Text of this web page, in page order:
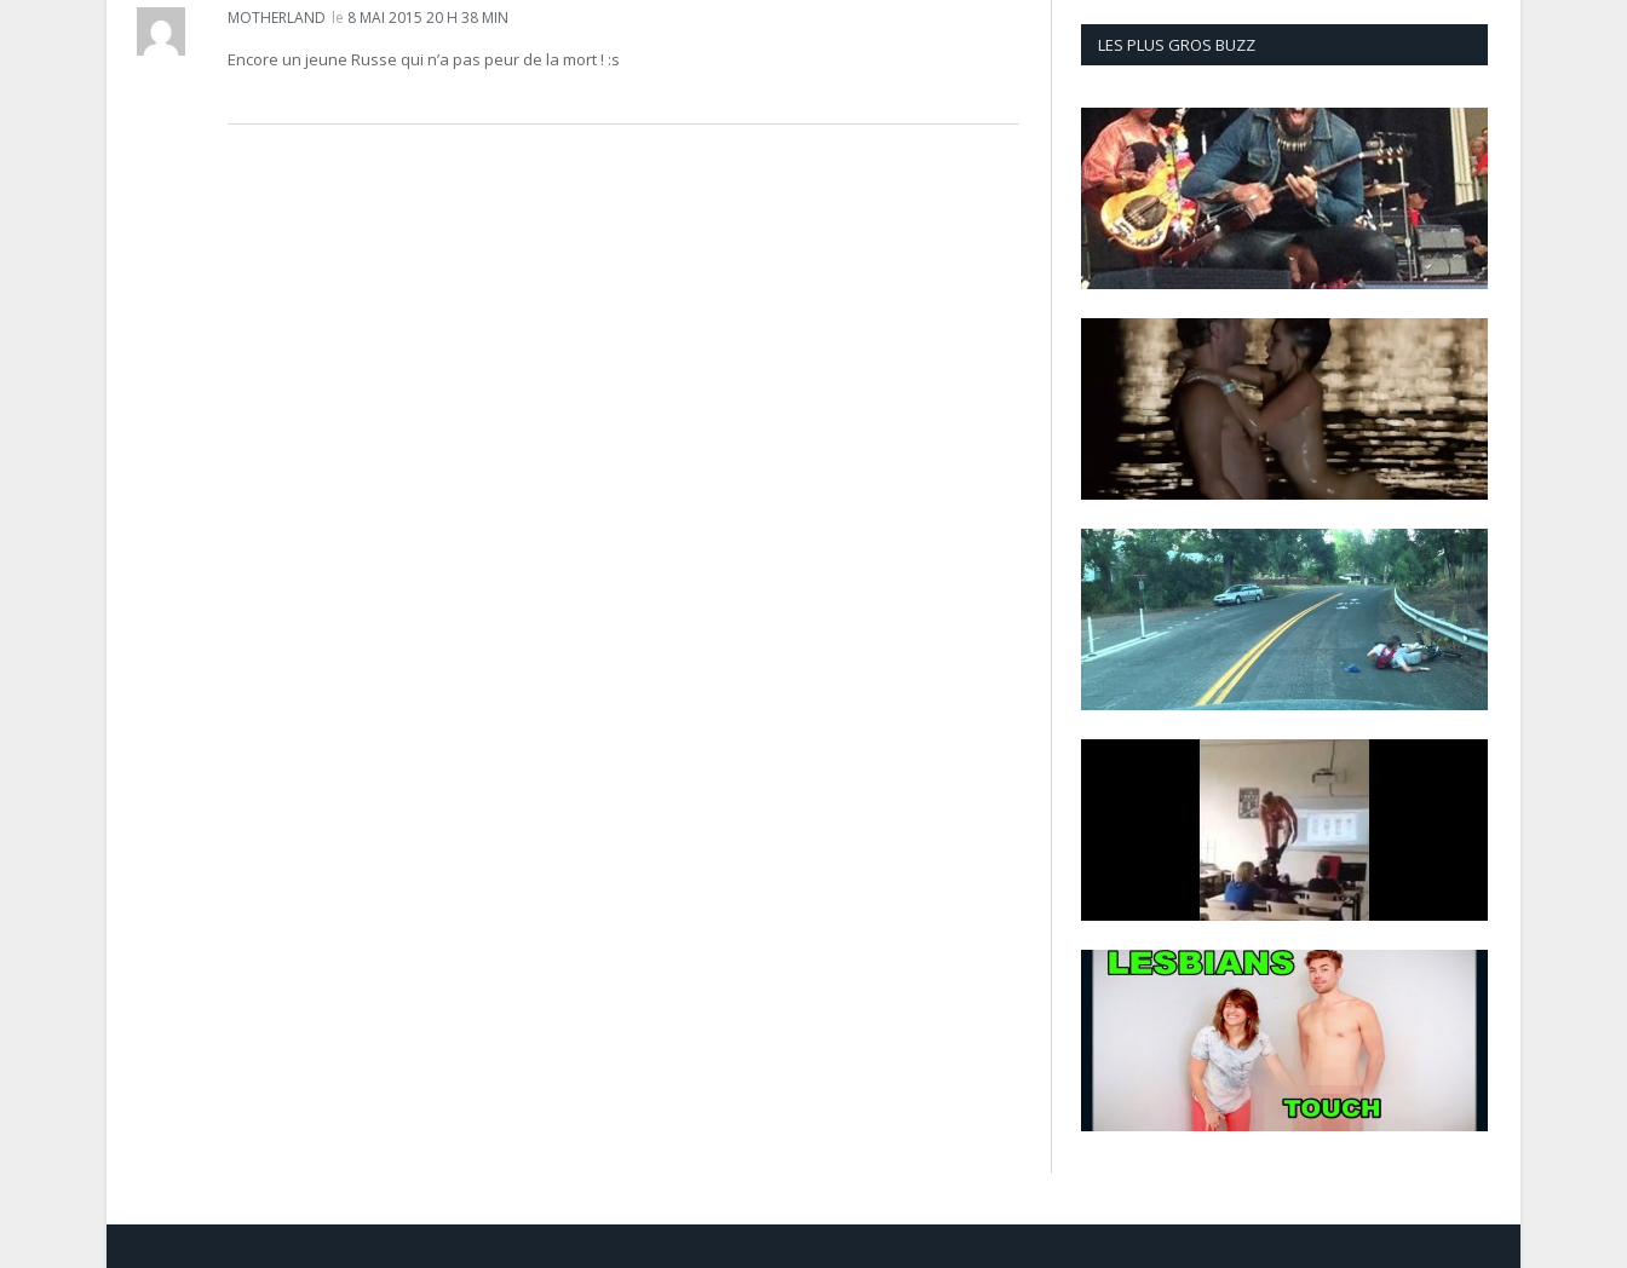
MOTHERLAND le 8 MAI 2015 20 H 38 MIN
Encore un jeune Russe qui n’a pas peur de la mort ! :s
LES PLUS GROS BUZZ